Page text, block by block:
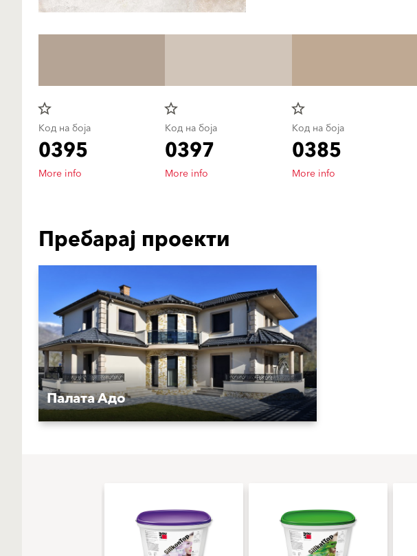
star_border
Код на боја
0395
More info
star_border
Код на боја
0397
More info
star_border
Код на боја
0385
More info
Пребарај проекти
Палата Адо